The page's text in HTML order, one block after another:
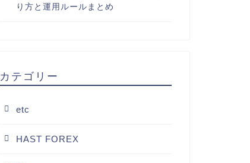
り方と運用ルールまとめ
カテゴリー
etc
HAST FOREX